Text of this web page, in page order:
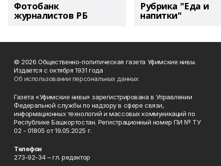
Фотобанк
журналистов РБ
Рубрика "Еда и
напитки"
© 2026 Общественно-политическая газета Уфимские нивы.
Издаётся с октября 1931 года
Об использовании персональных данных
Газета «Уфимские нивы» зарегистрирована в Управлении
Федеральной службы по надзору в сфере связи,
информационных технологий и массовых коммуникаций по
Республике Башкортостан. Регистрационный номер ПИ № ТУ
02 - 01805 от 19.05.2025 г.
Телефон
273-92-34 – гл. редактор